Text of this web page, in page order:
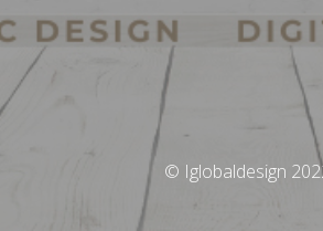
© Iglobaldesign